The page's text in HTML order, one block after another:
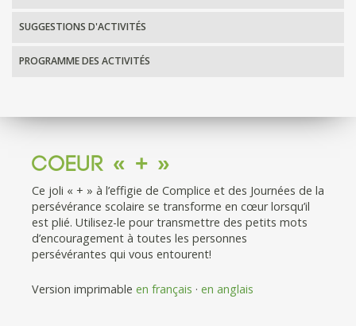
SUGGESTIONS D'ACTIVITÉS
PROGRAMME DES ACTIVITÉS
Coeur « + »
Ce joli « + » à l’effigie de Complice et des Journées de la
persévérance scolaire se transforme en cœur lorsqu’il
est plié. Utilisez-le pour transmettre des petits mots
d’encouragement à toutes les personnes
persévérantes qui vous entourent!
Version imprimable en français · en anglais